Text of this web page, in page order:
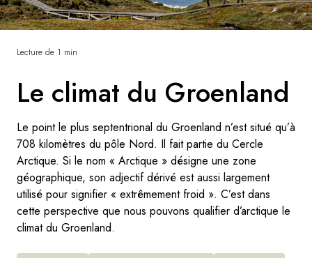
FranceFrance
Suède
Danemark
Le climat du Groenland
Le point le plus septentrional du Groenland n’est situé qu’à
708 kilomètres du pôle Nord. Il fait partie du Cercle
Arctique. Si le nom « Arctique » désigne une zone
géographique, son adjectif dérivé est aussi largement
utilisé pour signifier « extrêmement froid ». C’est dans
cette perspective que nous pouvons qualifier d’arctique le
climat du Groenland.
Lecture de 1 min